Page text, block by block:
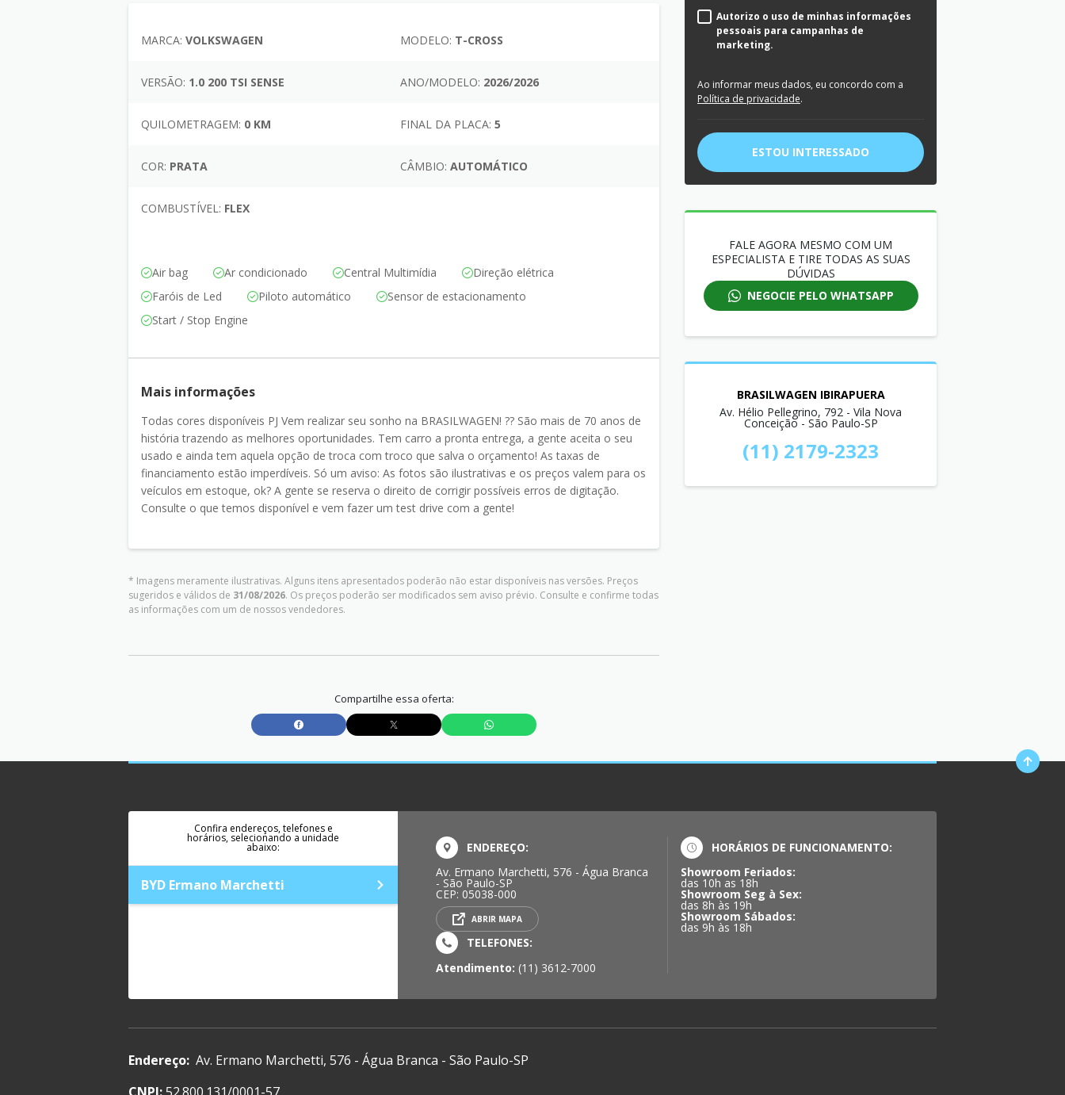
MARCA: VOLKSWAGEN MODELO: T-CROSS
VERSÃO: 1.0 200 TSI SENSE ANO/MODELO: 2026/2026
QUILOMETRAGEM: 0 KM FINAL DA PLACA: 5
COR: PRATA CÂMBIO: AUTOMÁTICO
COMBUSTÍVEL: FLEX
Air bag Ar condicionado Central Multimídia
Direção elétrica
Faróis de Led
Piloto automático
Sensor de estacionamento
Start / Stop Engine
Mais informações
Todas cores disponíveis PJ Vem realizar seu sonho na BRASILWAGEN! ?? São mais de 70 anos de
história trazendo as melhores oportunidades. Tem carro a pronta entrega, a gente aceita o seu
usado e ainda tem aquela opção de troca com troco que salva o orçamento! As taxas de
financiamento estão imperdíveis. Só um aviso: As fotos são ilustrativas e os preços valem para os
veículos em estoque, ok? A gente se reserva o direito de corrigir possíveis erros de digitação.
Consulte o que temos disponível e vem fazer um test drive com a gente!
* Imagens meramente ilustrativas. Alguns itens apresentados poderão não estar disponíveis nas versões. Preços
sugeridos e válidos de 31/08/2026. Os preços poderão ser modificados sem aviso prévio. Consulte e confirme todas
as informações com um de nossos vendedores.
Compartilhe essa oferta:
Autorizo o uso de minhas informações
pessoais para campanhas de
marketing.
Ao informar meus dados, eu concordo com a
Política de privacidade.
ESTOU INTERESSADO
FALE AGORA MESMO COM UM
ESPECIALISTA E TIRE TODAS AS SUAS
DÚVIDAS
NEGOCIE PELO WHATSAPP
BRASILWAGEN IBIRAPUERA
Av. Hélio Pellegrino, 792 - Vila Nova
Conceição - São Paulo-SP
(11) 2179-2323
Confira endereços, telefones e
horários, selecionando a unidade
abaixo:
BYD Ermano Marchetti
ENDEREÇO:
Av. Ermano Marchetti, 576 - Água Branca
- São Paulo-SP
CEP: 05038-000
ABRIR MAPA
TELEFONES:
Atendimento: (11) 3612-7000
HORÁRIOS DE FUNCIONAMENTO:
Showroom Feriados:
das 10h as 18h
Showroom Seg à Sex:
das 8h às 19h
Showroom Sábados:
das 9h às 18h
Endereço: Av. Ermano Marchetti, 576 - Água Branca - São Paulo-SP